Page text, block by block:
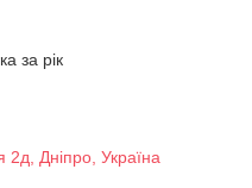
за рік
2д, Дніпро, Україна